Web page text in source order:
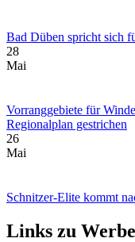
Bad Düben spricht sich
28
Mai
Vorranggebiete für
Regionalplan gestrichen
26
Mai
Schnitzer-Elite kommt
Links zu